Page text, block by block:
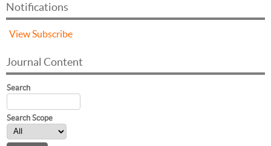
Notifications
ViewSubscribe
Journal Content
Search
Search Scope